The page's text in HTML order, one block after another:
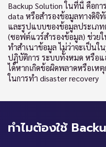
Backup Solution ในที่นี้ คือก
data หรือสำรองข้อมูลทางดิจิ
และรูปแบบของข้อมูลประเภท
(ซอฟต์แวร์สำรองข้อมูล) ช่วย
ทำสำเนาข้อมูล ไม่ว่าจะเป็น
ปฏิบัติการ ระบบทั้งหมด หรือ
ได้หากเกิดข้อผิดพลาดหรือเห
ในการทำ disaster recovery
ทำไมต้องใช้